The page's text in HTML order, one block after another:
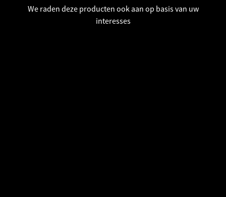
We raden deze producten ook aan op basis van uw
interesses